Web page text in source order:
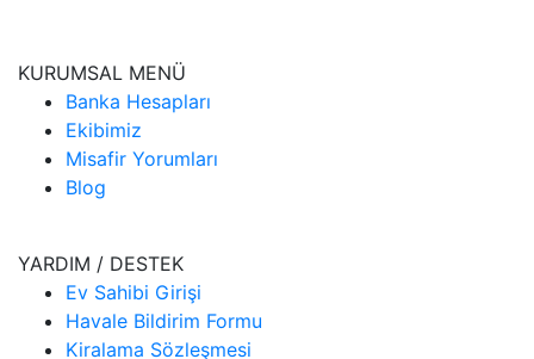
KURUMSAL MENÜ
Banka Hesapları
Ekibimiz
Misafir Yorumları
Blog
YARDIM / DESTEK
Ev Sahibi Girişi
Havale Bildirim Formu
Kiralama Sözleşmesi